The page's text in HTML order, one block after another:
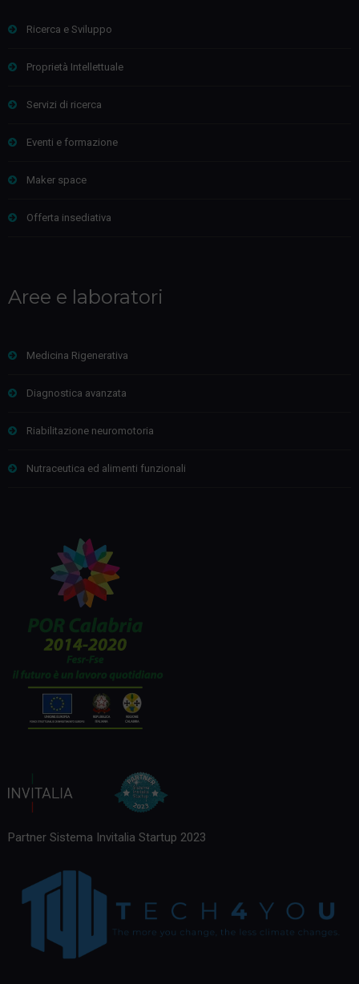
Ricerca e Sviluppo
Proprietà Intellettuale
Servizi di ricerca
Eventi e formazione
Maker space
Offerta insediativa
Aree e laboratori
Medicina Rigenerativa
Diagnostica avanzata
Riabilitazione neuromotoria
Nutraceutica ed alimenti funzionali
Partner Sistema Invitalia Startup 2023